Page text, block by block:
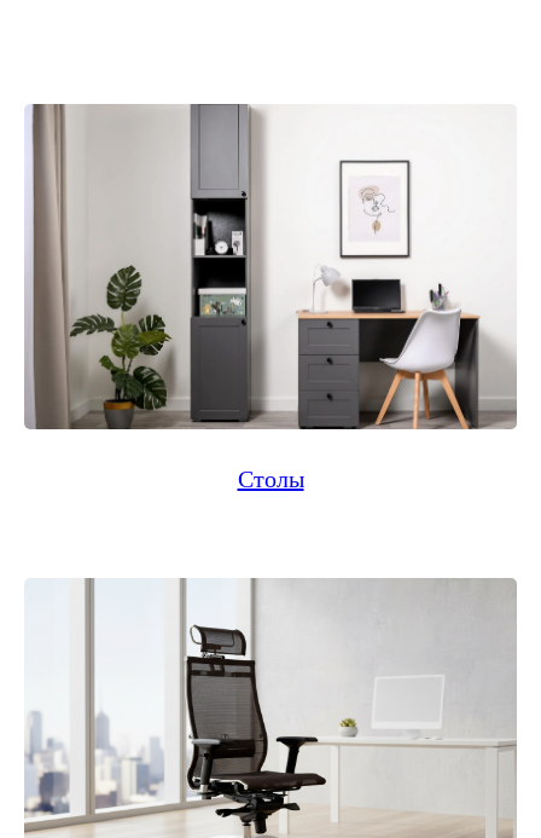
Столы